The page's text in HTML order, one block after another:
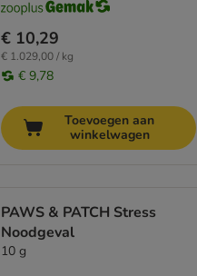
€ 10,29
€ 1.029,00 / kg
€ 9,78
Toevoegen aan
winkelwagen
PAWS & PATCH Stress
Noodgeval
10 g